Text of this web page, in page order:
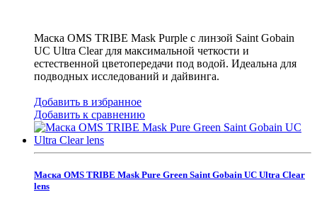
Маска OMS TRIBE Mask Purple с линзой Saint Gobain
UC Ultra Clear для максимальной четкости и
естественной цветопередачи под водой. Идеальна для
подводных исследований и дайвинга.
Добавить в избранное
Добавить к сравнению
Маска OMS TRIBE Mask Pure Green Saint Gobain UC Ultra Clear
lens